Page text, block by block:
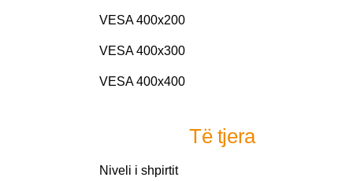
VESA 400x200
VESA 400x300
VESA 400x400
Të tjera
Niveli i shpirtit